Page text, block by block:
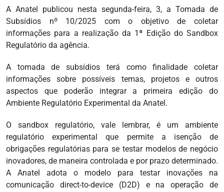
A Anatel publicou nesta segunda-feira, 3, a Tomada de
Subsídios nº 10/2025 com o objetivo de coletar
informações para a realização da 1ª Edição do Sandbox
Regulatório da agência.
A tomada de subsídios terá como finalidade coletar
informações sobre possíveis temas, projetos e outros
aspectos que poderão integrar a primeira edição do
Ambiente Regulatório Experimental da Anatel.
O sandbox regulatório, vale lembrar, é um ambiente
regulatório experimental que permite a isenção de
obrigações regulatórias para se testar modelos de negócio
inovadores, de maneira controlada e por prazo determinado.
A Anatel adota o modelo para testar inovações na
comunicação direct-to-device (D2D) e na operação de